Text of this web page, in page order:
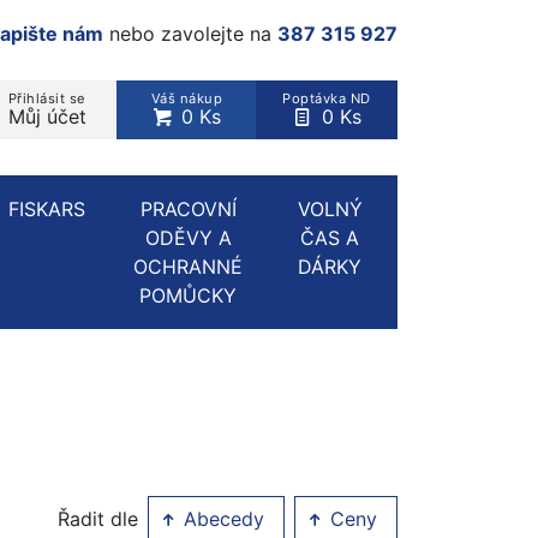
nám nebo zavolejte na 387 315 927
Přihlásit se
Můj účet
Váš nákup
0 Ks
Poptávka ND
0 Ks
kategorie...
FISKARS
PRACOVNÍ
ODĚVY A
OCHRANNÉ
POMŮCKY
VOLNÝ
ČAS A
DÁRKY
Řadit dle Abecedy Ceny